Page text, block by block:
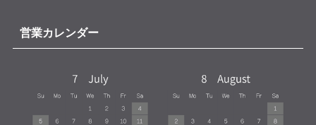
営業カレンダー